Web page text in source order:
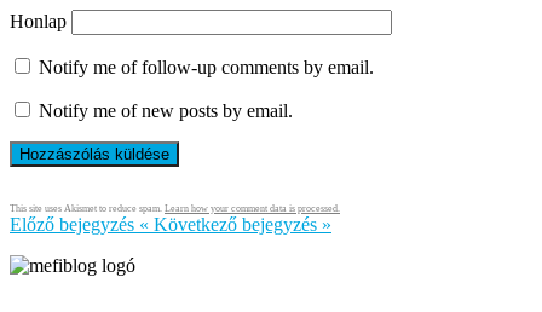
Honlap
Notify me of follow-up comments by email.
Notify me of new posts by email.
This site uses Akismet to reduce spam. Learn how your comment data is processed.
Előző bejegyzés « Következő bejegyzés »